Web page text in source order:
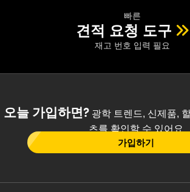
빠른
견적 요청 도구
재고 번호 입력 필요
오늘 가입하면?광학 트렌드, 신제품,
츠를 확인할 수 있어요
가입하기